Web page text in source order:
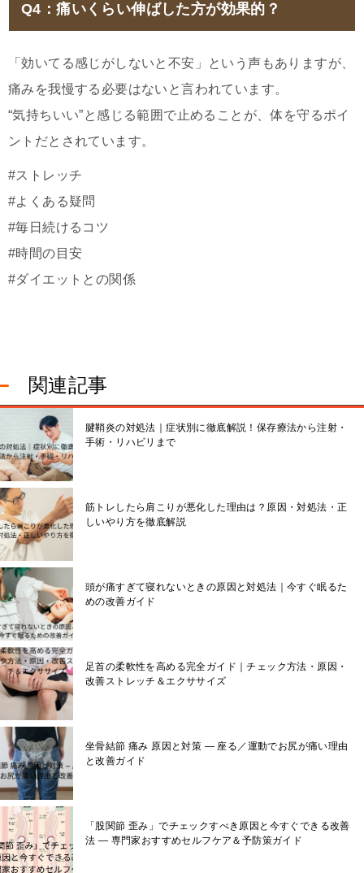
Q4：痛いくらい伸ばした方が効果的？
「効いてる感じがしないと不安」という声もありますが、
痛みを我慢する必要はないと言われています。
“気持ちいい”と感じる範囲で止めることが、体を守るポイ
ントだとされています。
#ストレッチ
#よくある疑問
#毎日続けるコツ
#時間の目安
#ダイエットとの関係
関連記事
腱鞘炎の対処法｜症状別に徹底解説！保存療法から注射・
手術・リハビリまで
筋トレしたら肩こりが悪化した理由は？原因・対処法・正
しいやり方を徹底解説
頭が痛すぎて寝れないときの原因と対処法｜今すぐ眠るた
めの改善ガイド
足首の柔軟性を高める完全ガイド｜チェック方法・原因・
改善ストレッチ＆エクササイズ
坐骨結節 痛み 原因と対策 — 座る／運動でお尻が痛い理由
と改善ガイド
「股関節 歪み」でチェックすべき原因と今すぐできる改善
法 — 専門家おすすめセルフケア＆予防策ガイド